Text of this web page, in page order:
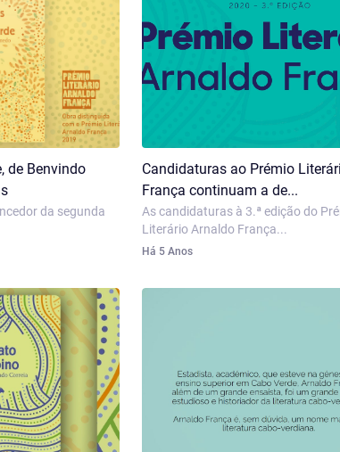
de Benvindo
da segunda
Candidaturas ao Prémio
França continuam a de...
As candidaturas à 3.ª edição do
Literário Arnaldo França...
Há 5 Anos